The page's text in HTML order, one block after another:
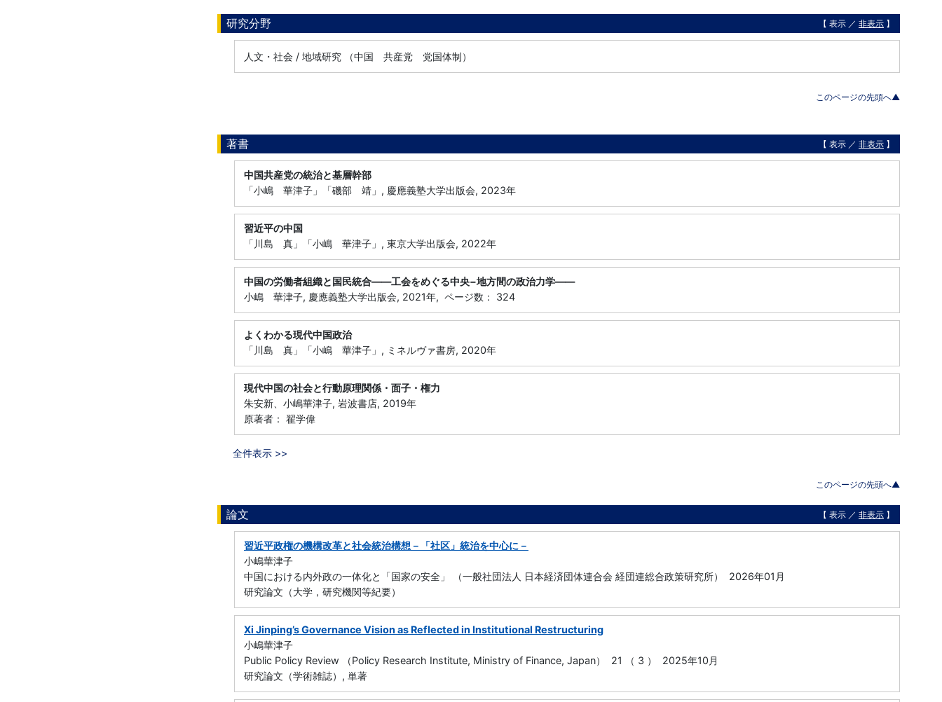
研究分野 【 表示 ／ 非表示 】
人文・社会 / 地域研究 （中国 共産党 党国体制）
このページの先頭へ▲
著書 【 表示 ／ 非表示 】
中国共産党の統治と基層幹部
「小嶋 華津子」「磯部 靖」, 慶應義塾大学出版会, 2023年
習近平の中国
「川島 真」「小嶋 華津子」, 東京大学出版会, 2022年
中国の労働者組織と国民統合――工会をめぐる中央−地方間の政治力学――
小嶋 華津子, 慶應義塾大学出版会, 2021年, ページ数： 324
よくわかる現代中国政治
「川島 真」「小嶋 華津子」, ミネルヴァ書房, 2020年
現代中国の社会と行動原理関係・面子・権力
朱安新、小嶋華津子, 岩波書店, 2019年
原著者： 翟学偉
全件表示 >>
このページの先頭へ▲
論文 【 表示 ／ 非表示 】
習近平政権の機構改革と社会統治構想－「社区」統治を中心に－
小嶋華津子
中国における内外政の一体化と「国家の安全」 （一般社団法人 日本経済団体連合会 経団連総合政策研究所） 2026年01月
研究論文（大学，研究機関等紀要）
Xi Jinping’s Governance Vision as Reflected in Institutional Restructuring
小嶋華津子
Public Policy Review （Policy Research Institute, Ministry of Finance, Japan） 21 （ 3 ） 2025年10月
研究論文（学術雑誌）, 単著